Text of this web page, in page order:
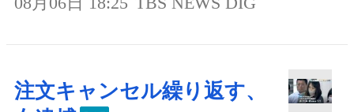
注文キャンセル繰り返す、